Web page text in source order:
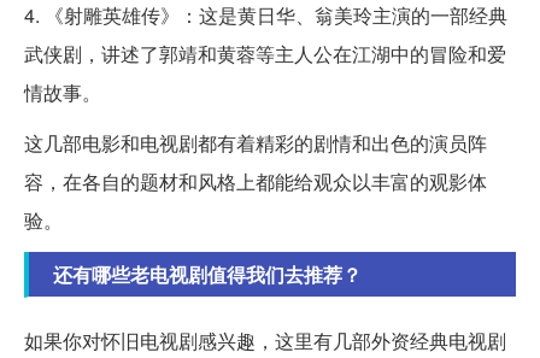
4. 《射雕英雄传》：这是黄日华、翁美玲主演的一部经典
武侠剧，讲述了郭靖和黄蓉等主人公在江湖中的冒险和爱
情故事。
这几部电影和电视剧都有着精彩的剧情和出色的演员阵
容，在各自的题材和风格上都能给观众以丰富的观影体
验。
还有哪些老电视剧值得我们去推荐？
如果你对怀旧电视剧感兴趣，这里有几部外资经典电视剧